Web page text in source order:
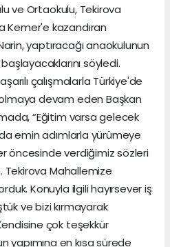
ve Ortaokulu, Tekirova
Kemer'e kazandıran
yaptıracağı anaokulunun
söyledi.
çalışmalarla Türkiye'de
devam eden Başkan
“Eğitim varsa gelecek
emin adımlarla yürümeye
öncesinde verdiğimiz sözleri
Mahallemize
Konuyla ilgili hayırsever iş
ve bizi kırmayarak
çok teşekkür
yapımına en kısa sürede